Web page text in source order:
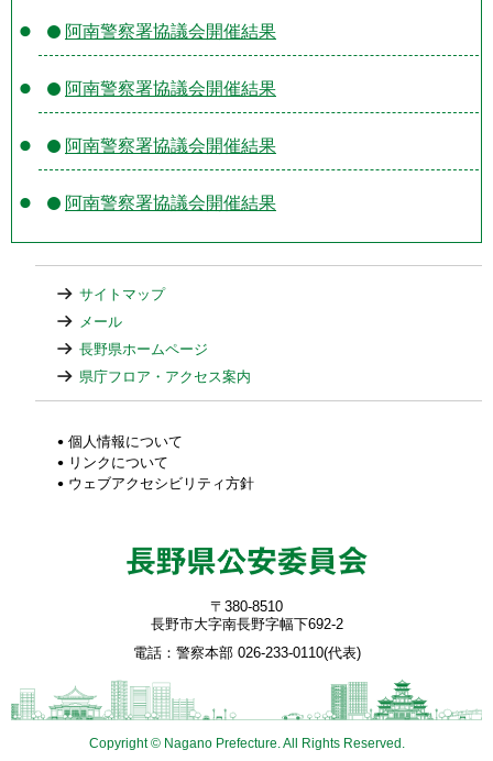
阿南警察署協議会開催結果
阿南警察署協議会開催結果
阿南警察署協議会開催結果
阿南警察署協議会開催結果
サイトマップ
メール
長野県ホームページ
県庁フロア・アクセス案内
個人情報について
リンクについて
ウェブアクセシビリティ方針
〒380-8510
長野市大字南長野字幅下692-2
電話：警察本部 026-233-0110(代表)
Copyright © Nagano Prefecture. All Rights Reserved.